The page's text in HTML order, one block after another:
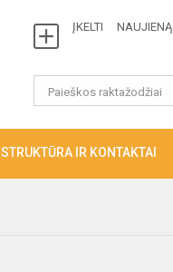
ĮKELTI NAUJIENĄ
STRUKTŪRA IR KONTAKTAI